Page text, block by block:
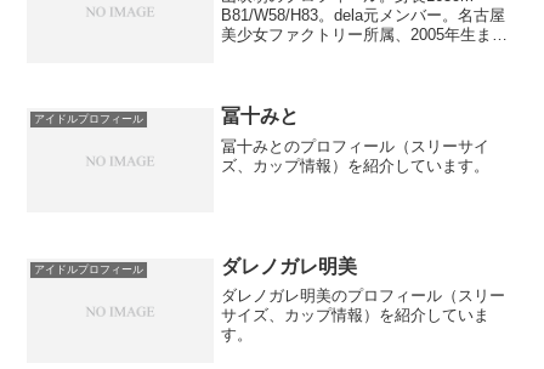
B81/W58/H83。dela元メンバー。名古屋
美少女ファクトリー所属、2005年生ま
アイドルプロフィール 冨十みと
冨十みとのプロフィール（スリーサイ
ズ、カップ情報）を紹介しています。
アイドルプロフィール ダレノガレ明美
ダレノガレ明美のプロフィール（スリー
サイズ、カップ情報）を紹介していま
す。